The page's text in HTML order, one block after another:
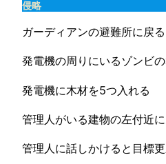
侵略
ガーディアンの避難所に戻る
発電機の周りにいるゾンビ
発電機に木材を5つ入れる
管理人がいる建物の左付近
管理人に話しかけると目標